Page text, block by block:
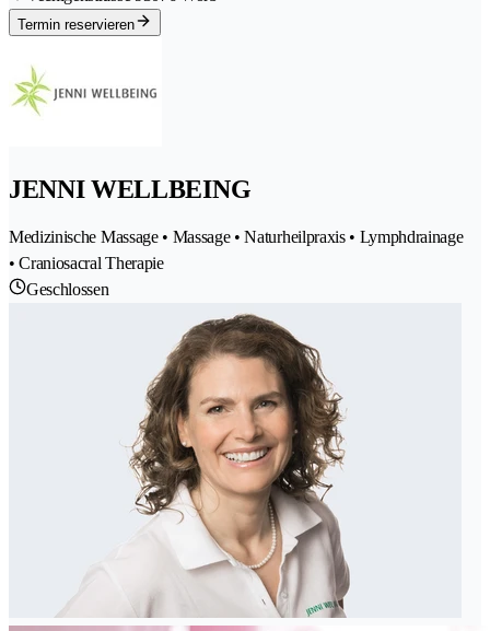
Termin reservieren
JENNI WELLBEING
Medizinische Massage • Massage • Naturheilpraxis • Lymphdrainage
• Craniosacral Therapie
Geschlossen